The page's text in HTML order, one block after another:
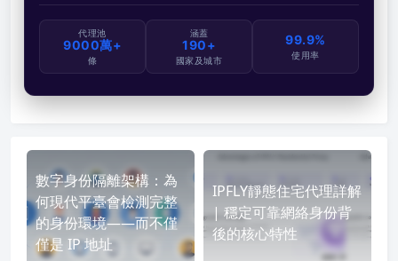
代理池
9000萬+
條
涵蓋
190+
國家及城市
99.9%
使用率
數字身份隔離架構：為
何現代平臺會檢測完整
的身份環境——而不僅
僅是 IP 地址
IPFLY靜態住宅代理詳解
| 穩定可靠網絡身份背
後的核心特性